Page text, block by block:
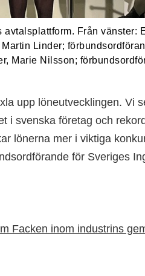
Från vänster:
Linder;
Marie Nilsson;
upp löneutvecklingen. Vi
i svenska företag och
lönerna mer i viktiga
för Sveriges
Facken inom industrins